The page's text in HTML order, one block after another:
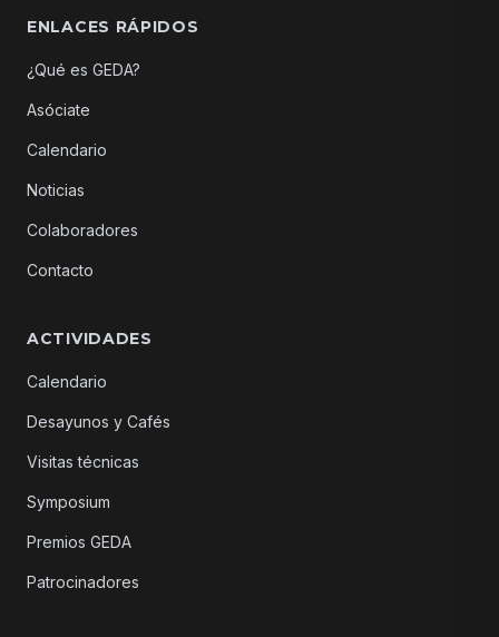
ENLACES RÁPIDOS
¿Qué es GEDA?
Asóciate
Calendario
Noticias
Colaboradores
Contacto
ACTIVIDADES
Calendario
Desayunos y Cafés
Visitas técnicas
Symposium
Premios GEDA
Patrocinadores